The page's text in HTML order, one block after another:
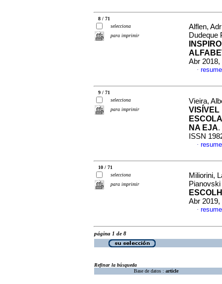
8 / 71
selecciona
para imprimir
Alflen,
Dudeque
Abr 2018,
·
9 / 71
selecciona
para imprimir
Vieira,
VISÍVEL
NA EJA.
ISSN
·
10 / 71
selecciona
para imprimir
Miliorini,
Pianovski
Abr 2019,
·
página 1 de 8
Refinar la búsqueda
Base de datos : article